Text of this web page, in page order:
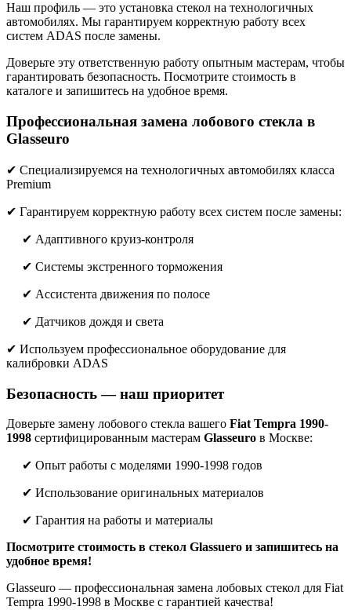
Наш профиль — это установка стекол на технологичных
автомобилях. Мы гарантируем корректную работу всех
систем ADAS после замены.
Доверьте эту ответственную работу опытным мастерам, чтобы
гарантировать безопасность. Посмотрите стоимость в
каталоге и запишитесь на удобное время.
Профессиональная замена лобового стекла в
Glasseuro
✔ Специализируемся на технологичных автомобилях класса
Premium
✔ Гарантируем корректную работу всех систем после замены:
✔ Адаптивного круиз-контроля
✔ Системы экстренного торможения
✔ Ассистента движения по полосе
✔ Датчиков дождя и света
✔ Используем профессиональное оборудование для
калибровки ADAS
Безопасность — наш приоритет
Доверьте замену лобового стекла вашего Fiat Tempra 1990-
1998 сертифицированным мастерам Glasseuro в Москве:
✔ Опыт работы с моделями 1990-1998 годов
✔ Использование оригинальных материалов
✔ Гарантия на работы и материалы
Посмотрите стоимость в стекол Glassuero и запишитесь на
удобное время!
Glasseuro — профессиональная замена лобовых стекол для Fiat
Tempra 1990-1998 в Москве с гарантией качества!